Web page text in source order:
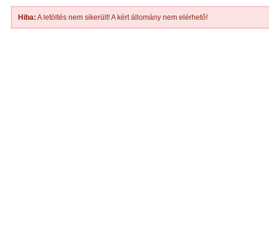
Hiba: A letöltés nem sikerült! A kért állomány nem elérhető!